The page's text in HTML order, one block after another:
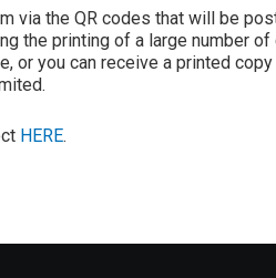
the QR codes that will be
the printing of a large number
or you can receive a printed
HERE.